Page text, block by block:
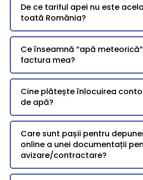
De ce tariful apei nu este
toată România?
Ce înseamnă ”apă
factura mea?
Cine plătește înlocuirea
de apă?
Care sunt pașii pentru
online a unei documentații
avizare/contractare?